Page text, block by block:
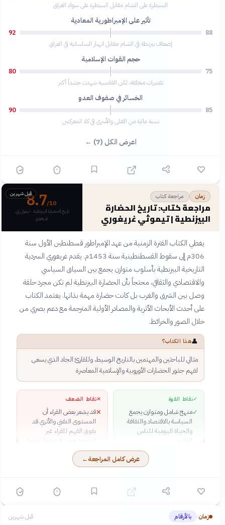
السيطرة على الشام مقابل السيطرة على سواد العراق
تأثير على الإمبراطورية المعادية
88
92
إضعاف بيزنطة في الشام مقابل انهيار الساسانية في العراق
حجم القوات الإسلامية
75
80
تقديرات مختلفة، لكن القادسية شهدت حشداً أكبر
الخسائر في صفوف العدو
85
90
نسبة عالية من القتلى والأسرى في كلا المعركتين
اعرض الكل (7) ←
زمان مراجعة كتاب
مراجعة كتاب: تاريخ الحضارة
البيزنطية | تيموثي غريغوري
قبل شهرين8.7/10
تاريخ الحضارة البيزنطية · تيموثي إي.
غريغوري
يغطي الكتاب الفترة الزمنية من عهد الإمبراطور قسطنطين الأول سنة
306م إلى سقوط القسطنطينية سنة 1453م. يقدم غريغوري السردية
التاريخية البيزنطية بأسلوب متوازن يجمع بين السياق السياسي
والاقتصادي والثقافي، محتجاً بأن الحضارة البيزنطية لم تكن مجرد حلقة
وصل بين الشرق والغرب بل كانت حضارة مهمة بذاتها. يعتمد الكتاب
على أحدث الأبحاث الأثرية والمصادر الأولية المترجمة مع دعم بصري من
خلال الصور والخرائط.
👤هذا الكتاب؟
مثالي للباحثين والمهتمين بالتاريخ الوسيط، وللقارئ الجاد الذي يسعى
لفهم جذور الحضارات الأوروبية والإسلامية المعاصرة
✓نقاط القوة
✓منهج شامل ومتوازن يجمع
السياسة بالاقتصاد والثقافة
والحياة اليومية للناس
العاديين
اعتماد على آخر الأبحاث الأثرية
والمصادر الأولية المترجمة
مع فصول محددة الأهداف
وخطوط زمنية توضيحية
البيزنطيين من الأحكام الغربية
✕نقاط الضعف
✕قد يشعر بعض القراء أن
المستوى التقني والأثري قد
يفوق الفهم للقراء غير
المتخصصين في مراحل معينة
عرض كامل المراجعة←
زمان› بالأرقام قبل شهرين